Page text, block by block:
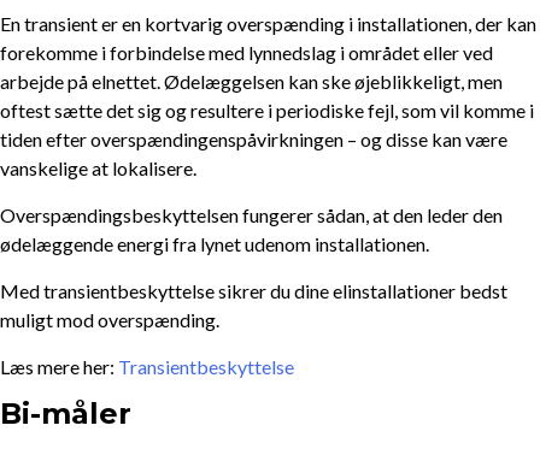
En transient er en kortvarig overspænding i installationen, der kan
forekomme i forbindelse med lynnedslag i området eller ved
arbejde på elnettet. Ødelæggelsen kan ske øjeblikkeligt, men
oftest sætte det sig og resultere i periodiske fejl, som vil komme i
tiden efter overspændingenspåvirkningen – og disse kan være
vanskelige at lokalisere.
Overspændingsbeskyttelsen fungerer sådan, at den leder den
ødelæggende energi fra lynet udenom installationen.
Med transientbeskyttelse sikrer du dine elinstallationer bedst
muligt mod overspænding.
Læs mere her: Transientbeskyttelse
Bi-måler